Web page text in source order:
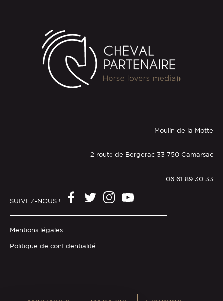
Moulin de la Motte
2 route de Bergerac 33 750 Camarsac
06 61 89 30 33
SUIVEZ-NOUS !
Mentions légales
Politique de confidentialité